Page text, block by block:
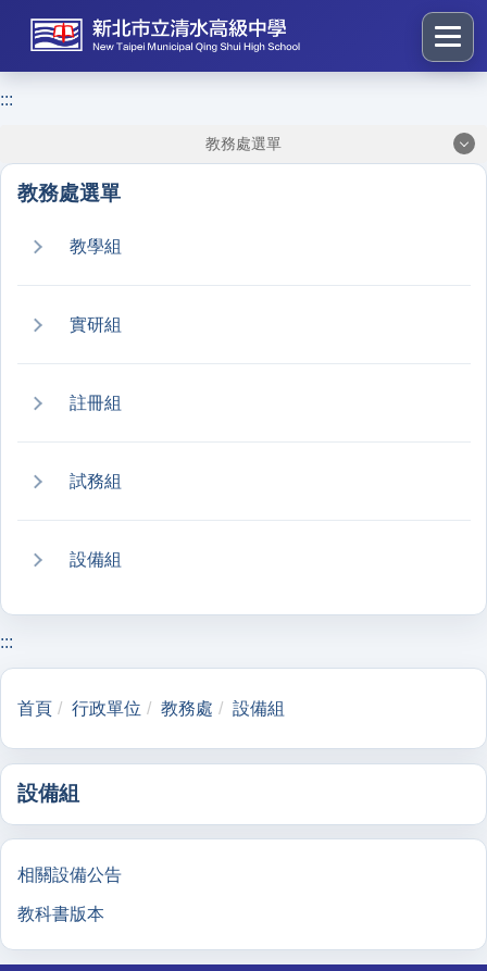
到
塊
:::
教務處選單
教務處選單
教學組
實研組
註冊組
試務組
設備組
:::
首頁 行政單位 教務處 設備組
設備組
相關設備公告
教科書版本